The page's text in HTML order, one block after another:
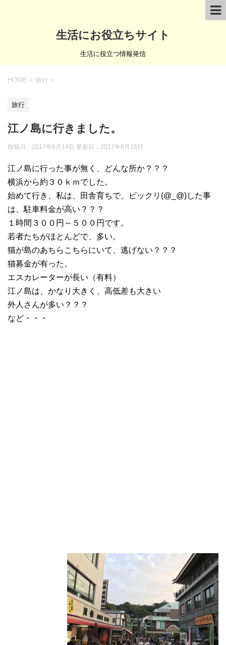
生活にお役立ちサイト
生活に役立つ情報発信
HOME > 旅行 >
旅行
江ノ島に行きました。
投稿日：2017年8月14日 更新日： 2017年8月16日
江ノ島に行った事が無く、どんな所か？？？
横浜から約３０ｋｍでした。
始めて行き、私は、田舎育ちで、ビックリ(@_@)した事
は、駐車料金が高い？？？
１時間３００円～５００円です。
若者たちがほとんどで、多い。
猫が島のあちらこちらにいて、逃げない？？？
猫募金が有った。
エスカレーターが長い（有料）
江ノ島は、かなり大きく、高低差も大きい
外人さんが多い？？？
など・・・